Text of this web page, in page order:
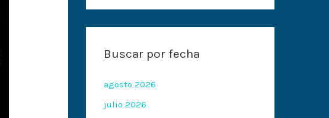
Buscar por fecha
agosto 2026
julio 2026